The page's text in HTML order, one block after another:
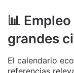
📊
grandes
El calendario